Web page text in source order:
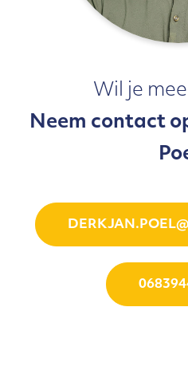
Wil je
Neem contact